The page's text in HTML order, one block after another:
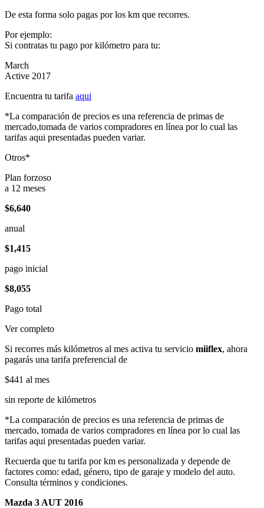
De esta forma solo pagas por los km que recorres.
Por ejemplo:
Si contratas tu pago por kilómetro para tu:
March
Active 2017
Encuentra tu tarifa aqui
*La comparación de precios es una referencia de primas de
mercado,tomada de varios compradores en línea por lo cual las
tarifas aqui presentadas pueden variar.
Otros*
Plan forzoso
a 12 meses
$6,640
anual
$1,415
pago inicial
$8,055
Pago total
Ver completo
Si recorres más kilómetros al mes activa tu servicio miiflex, ahora
pagarás una tarifa preferencial de
$441 al mes
sin reporte de kilómetros
*La comparación de precios es una referencia de primas de
mercado, tomada de varios compradores en línea por lo cual las
tarifas aqui presentadas pueden variar.
Recuerda que tu tarifa por km es personalizada y depende de
factores como: edad, género, tipo de garaje y modelo del auto.
Consulta términos y condiciones.
Mazda 3 AUT 2016